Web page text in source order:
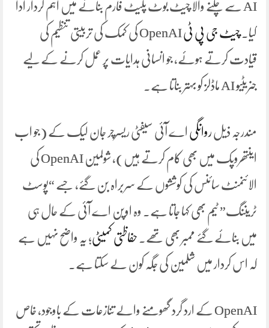
AI سے چلنے والا چیٹ بوٹ پلیٹ فارم بنانے میں اہم کردار ادا
کیا۔چیٹ جی پی ٹی OpenAI کی کمک کی تربیتی تنظیم کی
قیادت کرتے ہوئے، جو انسانی ہدایات پر عمل کرنے کے لیے
جنریٹیو AI ماڈلز کو بہتر بناتا ہے۔
مندرجہ ذیل روانگی اے آئی سیفٹی ریسرچر جان لیک کے (جو اب
اینتھروپک میں بھی کام کرتے ہیں)، شولمین OpenAI کی
الائنمنٹ سائنس کی کوششوں کے سربراہ بن گئے، جسے “پوسٹ
ٹریننگ” ٹیم بھی کہا جاتا ہے۔ وہ اوپن اے آئی کے حال ہی
میں بنائے گئے ممبر بھی تھے۔ حفاظتی کمیٹی; یہ واضح نہیں ہے
کہ اس کردار میں شلمین کی جگہ کون لے سکتا ہے۔
OpenAI کے ارد گرد گھومنے والے تنازعات کے باوجود، خاص